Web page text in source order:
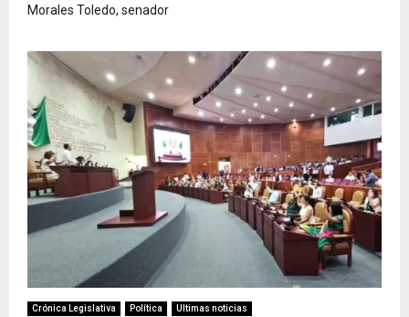
Morales Toledo, senador
Crónica Legislativa Política Ultimas noticias